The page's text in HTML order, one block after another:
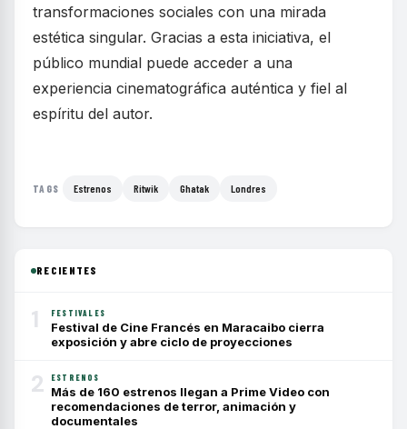
transformaciones sociales con una mirada
estética singular. Gracias a esta iniciativa, el
público mundial puede acceder a una
experiencia cinematográfica auténtica y fiel al
espíritu del autor.
TAGS Estrenos Ritwik Ghatak Londres
RECIENTES
1 FESTIVALES
Festival de Cine Francés en Maracaibo cierra
exposición y abre ciclo de proyecciones
2 ESTRENOS
Más de 160 estrenos llegan a Prime Video con
recomendaciones de terror, animación y
documentales